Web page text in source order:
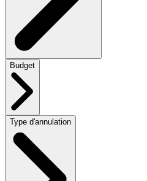
Budget
Type d'annulation